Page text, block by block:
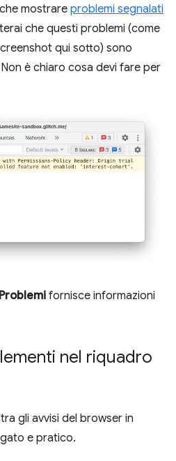
mostrareproblemi segnalati
che questi problemi (come
qui sotto) sono
è chiaro cosa devi fare per
Problemi fornisce informazioni
nel riquadro
gli avvisi del browser in
e pratico.